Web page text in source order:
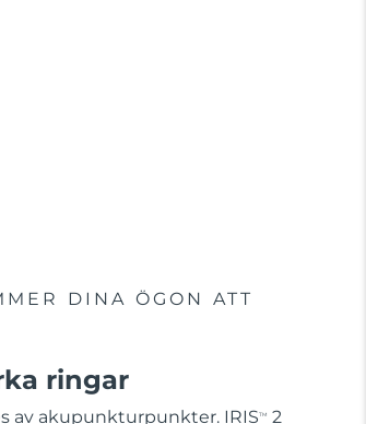
DINA ÖGON ATT
ringar
av akupunkturpunkter. IRISTM 2